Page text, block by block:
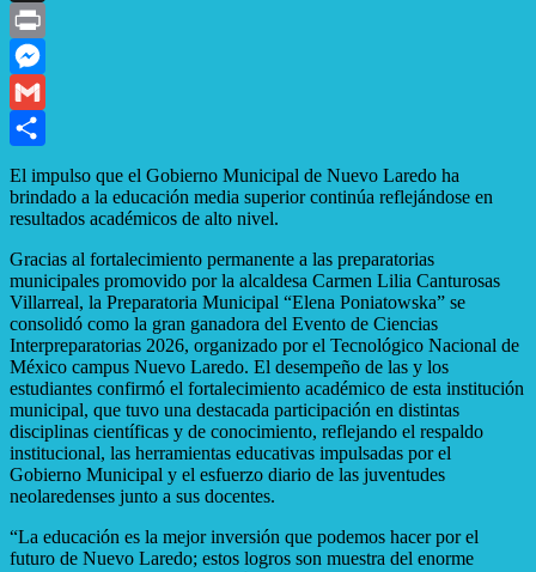
X
Print
Messenger
Gmail
El impulso que el Gobierno Municipal de Nuevo Laredo ha
brindado a la educación media superior continúa reflejándose en
resultados académicos de alto nivel.
Gracias al fortalecimiento permanente a las preparatorias
municipales promovido por la alcaldesa Carmen Lilia Canturosas
Villarreal, la Preparatoria Municipal “Elena Poniatowska” se
consolidó como la gran ganadora del Evento de Ciencias
Interpreparatorias 2026, organizado por el Tecnológico Nacional de
México campus Nuevo Laredo. El desempeño de las y los
estudiantes confirmó el fortalecimiento académico de esta institución
municipal, que tuvo una destacada participación en distintas
disciplinas científicas y de conocimiento, reflejando el respaldo
institucional, las herramientas educativas impulsadas por el
Gobierno Municipal y el esfuerzo diario de las juventudes
neolaredenses junto a sus docentes.
“La educación es la mejor inversión que podemos hacer por el
futuro de Nuevo Laredo; estos logros son muestra del enorme